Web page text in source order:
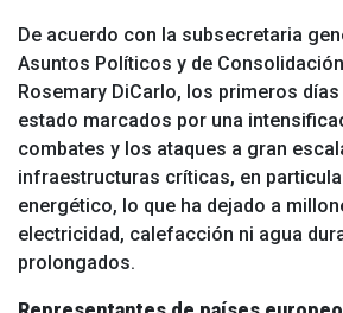
De acuerdo con la subsecretaria
Asuntos Políticos y de
Rosemary DiCarlo, los primeros días
estado marcados por una
combates y los ataques a gran
infraestructuras críticas, en
energético, lo que ha dejado a
electricidad, calefacción ni agua
prolongados.